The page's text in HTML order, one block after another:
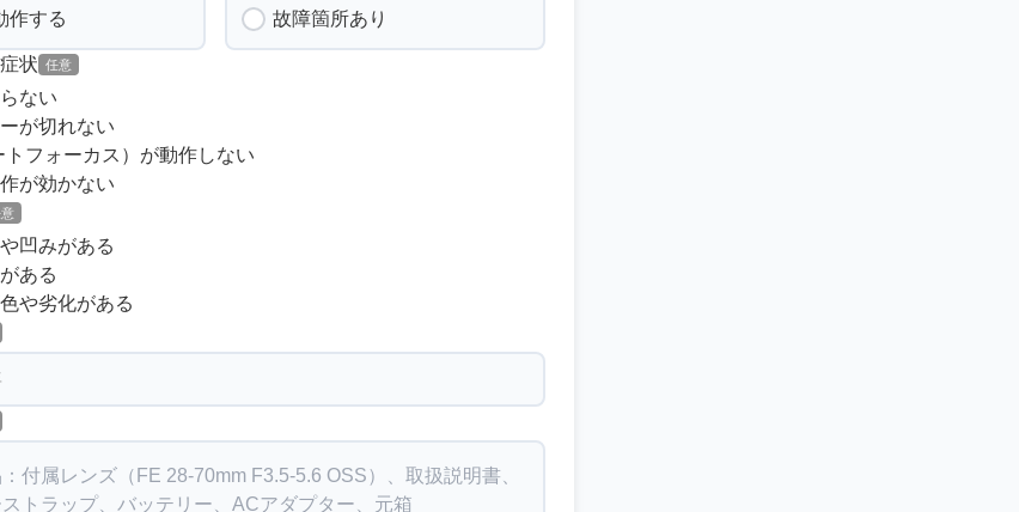
作する 故障箇所あり
状 任意
ない
が切れない
トフォーカス）が動作しない
が効かない
凹みがある
ある
や劣化がある